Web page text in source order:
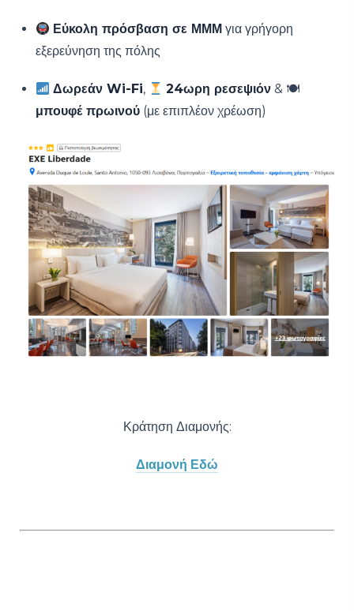
Εύκολη πρόσβαση σε ΜΜΜ για γρήγορη
εξερεύνηση της πόλης
Δωρεάν Wi-Fi, 24ωρη ρεσεψιόν & 🍽
μπουφέ πρωινού (με επιπλέον χρέωση)
Κράτηση Διαμονής:
Διαμονή Εδώ